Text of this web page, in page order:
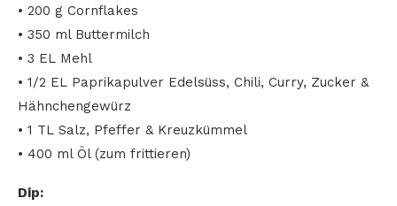
• 200 g Cornflakes
• 350 ml Buttermilch
• 3 EL Mehl
• 1/2 EL Paprikapulver Edelsüss, Chili, Curry, Zucker &
Hähnchengewürz
• 1 TL Salz, Pfeffer & Kreuzkümmel
• 400 ml Öl (zum frittieren)
Dip: